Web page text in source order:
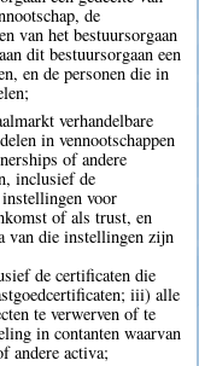
de
van het bestuursorgaan
dit bestuursorgaan een
en de personen die in
verhandelbare
in vennootschappen
of andere
inclusief de
voor
of als trust, en
van die instellingen zijn
de certificaten die
iii) alle
te verwerven of te
in contanten waarvan
andere activa;